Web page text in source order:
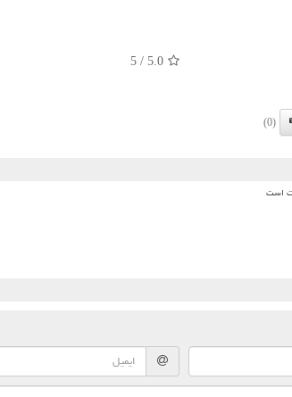
5.0
/
5
(0)
است